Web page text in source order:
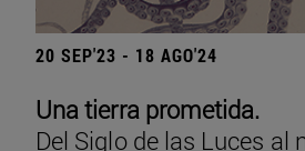
20 SEP'23 - 18 AGO'24
Una tierra prometida.
Del Siglo de las Luces al